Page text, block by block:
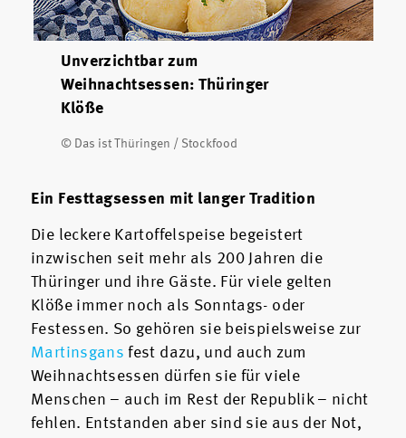
Unverzichtbar zum
Weihnachtsessen: Thüringer
Klöße
© Das ist Thüringen / Stockfood
Ein Festtagsessen mit langer Tradition
Die leckere Kartoffelspeise begeistert
inzwischen seit mehr als 200 Jahren die
Thüringer und ihre Gäste. Für viele gelten
Klöße immer noch als Sonntags- oder
Festessen. So gehören sie beispielsweise zur
Martinsgans fest dazu, und auch zum
Weihnachtsessen dürfen sie für viele
Menschen – auch im Rest der Republik – nicht
fehlen. Entstanden aber sind sie aus der Not,